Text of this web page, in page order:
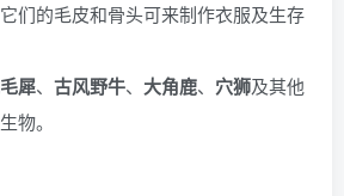
们的毛皮和骨头可来制作衣服及生存
犀、 古风野牛、 大角鹿、 穴狮及其他
物。